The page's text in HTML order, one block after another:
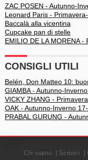
ZAC POSEN - Autunno-
Leonard Paris -
Baccalà alla vicentina
Cupcake pan di stelle
EMILIO DE LA MORENA
CONSIGLI UTILI
Belén, Don Matteo 10:
GIAMBA - Autunno-
VICKY ZHANG -
OAK - Autunno-Inverno
PRABAL GURUNG -
Chi siamo Scrivici